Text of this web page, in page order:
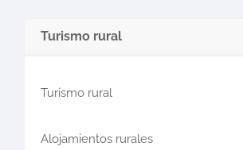
Turismo rural
Turismo rural
Alojamientos rurales